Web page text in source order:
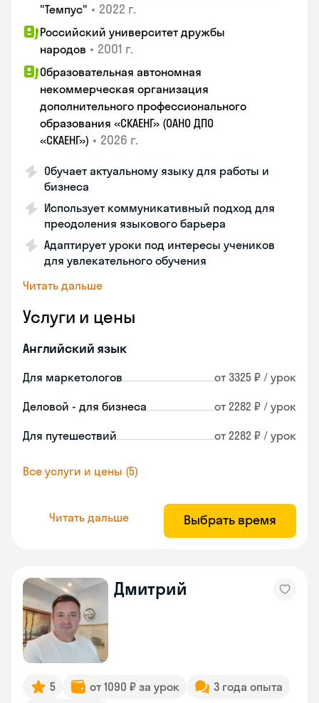
"Темпус" • 2022 г.
Российский университет дружбы
народов • 2001 г.
Образовательная автономная
некоммерческая организация
дополнительного профессионального
образования «СКАЕНГ» (ОАНО ДПО
«СКАЕНГ») • 2026 г.
Обучает актуальному языку для работы и
бизнеса
Использует коммуникативный подход для
преодоления языкового барьера
Адаптирует уроки под интересы учеников
для увлекательного обучения
Читать дальше
Услуги и цены
Английский язык
Для маркетологов от 3325 ₽ / урок
Деловой - для бизнеса от 2282 ₽ / урок
Для путешествий от 2282 ₽ / урок
Все услуги и цены (5)
Читать дальше Выбрать время
Дмитрий
5 от 1090 ₽ за урок
3 года опыта